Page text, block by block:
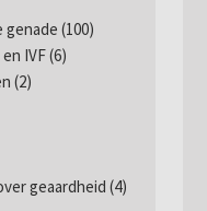
(100)
IVF (6)
(2)
geaardheid (4)